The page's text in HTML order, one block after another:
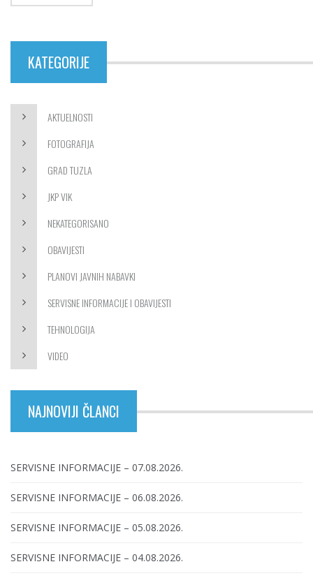
KATEGORIJE
AKTUELNOSTI
FOTOGRAFIJA
GRAD TUZLA
JKP VIK
NEKATEGORISANO
OBAVIJESTI
PLANOVI JAVNIH NABAVKI
SERVISNE INFORMACIJE I OBAVIJESTI
TEHNOLOGIJA
VIDEO
NAJNOVIJI ČLANCI
SERVISNE INFORMACIJE – 07.08.2026.
SERVISNE INFORMACIJE – 06.08.2026.
SERVISNE INFORMACIJE – 05.08.2026.
SERVISNE INFORMACIJE – 04.08.2026.